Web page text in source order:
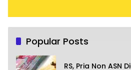
Popular Posts
RS, Pria Non ASN